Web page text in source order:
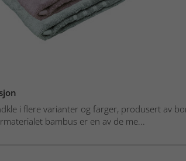
i flere varianter og farger, produsert av
bambus er en av de me...